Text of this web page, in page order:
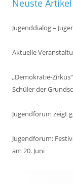
Neuste Artikel
Jugenddialog –
Aktuelle
„Demokratie-
Schüler der
Jugendforum zeigt
Jugendforum:
am 20. Juni